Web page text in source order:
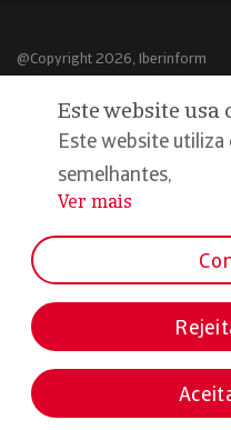
@Copyright 2026, Iberinform
Aviso legal
Política de cookies
Declaração de privacidade
Este website usa
Este website utiliza
semelhantes,
...
Ver mais